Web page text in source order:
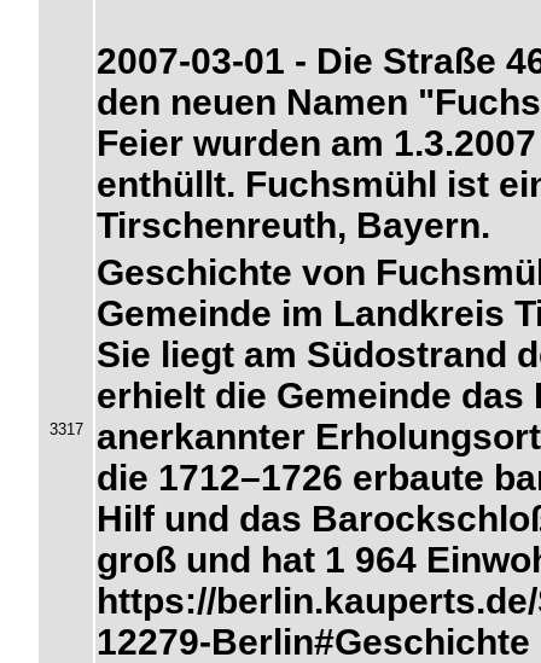
3317
2007-03-01 - Die Straße
den neuen Namen
Feier wurden am
enthüllt. Fuchsmühl ist
Tirschenreuth, Bayern.
Geschichte von
Gemeinde im Landkreis
Sie liegt am Südostrand
erhielt die Gemeinde das
anerkannter
die 1712–1726 erbaute
Hilf und das
groß und hat 1 964
https://
12279-Berlin#Geschichte